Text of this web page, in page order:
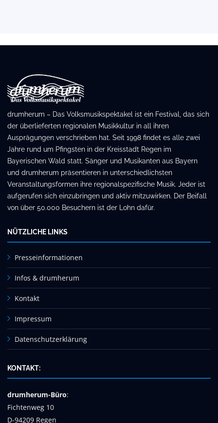
drumherum – Das Volksmusikspektakel ist ein Festival, das sich
der überlieferten regionalen Musikkultur in all ihren
Ausprägungen verschrieben hat. Seit 1998 findet es alle zwei
Jahre rund um Pfingsten in der Kreisstadt Regen im
Bayerischen Wald statt. Sänger und Musikanten aus Bayern
und drumherum präsentieren in unterschiedlichsten
Veranstaltungsformen ihre regionalspezifische Musik. Jeder ist
aufgerufen sich einzubringen und aktiv mitzuwirken. Der Beifall
von über 50.000 Besuchern ist der Lohn dafür.
NÜTZLICHE LINKS
Presseinformationen
Infos & drumherum
Kontakt
Impressum
Datenschutzerklärung
KONTAKT:
drumherum-Büro:
Fichtenweg 10
D-94209 Regen